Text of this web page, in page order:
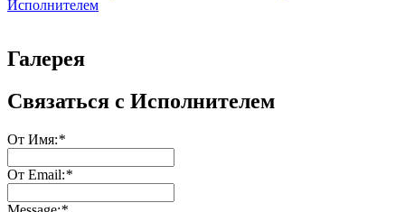
Исполнителем
Галерея
Связаться с Исполнителем
От Имя:*
От Email:*